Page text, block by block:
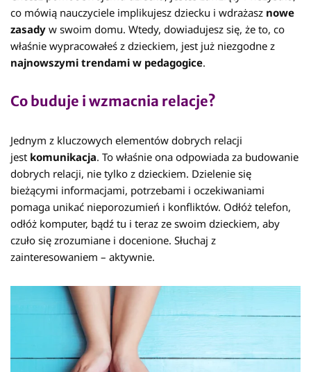
co mówią nauczyciele implikujesz dziecku i wdrażasz nowe
zasady w swoim domu. Wtedy, dowiadujesz się, że to, co
właśnie wypracowałeś z dzieckiem, jest już niezgodne z
najnowszymi trendami w pedagogice.
Co buduje i wzmacnia relacje?
Jednym z kluczowych elementów dobrych relacji
jest komunikacja. To właśnie ona odpowiada za budowanie
dobrych relacji, nie tylko z dzieckiem. Dzielenie się
bieżącymi informacjami, potrzebami i oczekiwaniami
pomaga unikać nieporozumień i konfliktów. Odłóż telefon,
odłóż komputer, bądź tu i teraz ze swoim dzieckiem, aby
czuło się zrozumiane i docenione. Słuchaj z
zainteresowaniem – aktywnie.